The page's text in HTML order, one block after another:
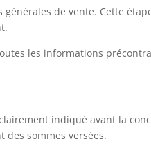
de vente. Cette
les informations
indiqué avant la
sommes versées.